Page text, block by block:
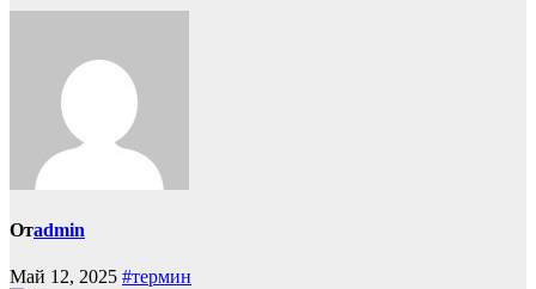
Отadmin
Май 12, 2025 #термин